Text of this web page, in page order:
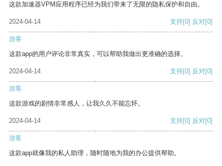
这款加速器VPM应用程序已经为我们带来了无限的隐私保护和自由。
2024-04-14 支持[0] 反对[0]
游客
这款app的用户评论非常真实，可以帮助我做出更准确的选择。
2024-04-14 支持[0] 反对[0]
游客
这款游戏的剧情非常感人，让我久久不能忘怀。
2024-04-14 支持[0] 反对[0]
游客
这款app就像我的私人助理，随时随地为我的办公提供帮助。